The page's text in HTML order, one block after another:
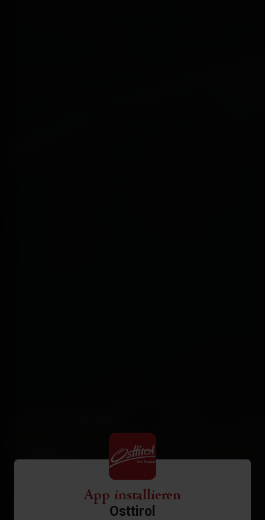
App installieren
Osttirol